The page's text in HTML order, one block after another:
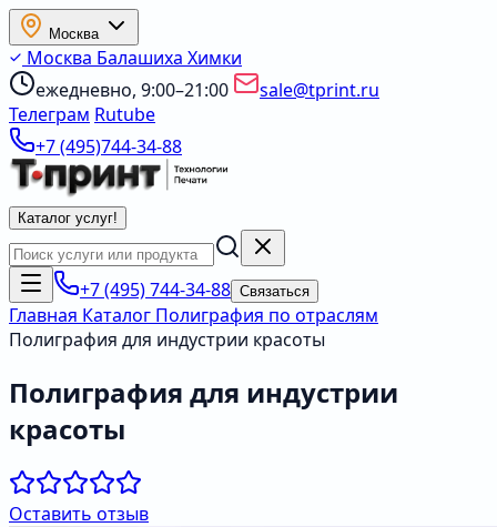
Москва
Москва Балашиха Химки
ежедневно, 9:00–21:00
sale@tprint.ru
Телеграм Rutube
+7 (495)744-34-88
Каталог услуг!
+7 (495) 744-34-88 Связаться
Главная Каталог Полиграфия по отраслям
Полиграфия для индустрии красоты
Полиграфия для индустрии
красоты
Оставить отзыв